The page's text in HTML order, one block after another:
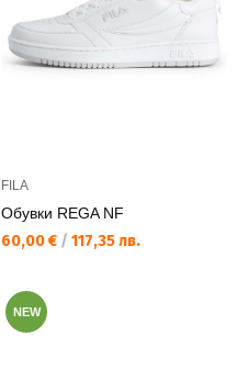
FILA
Обувки REGA NF
Текуща цена:
60,00 € / 117,35 лв.
NEW